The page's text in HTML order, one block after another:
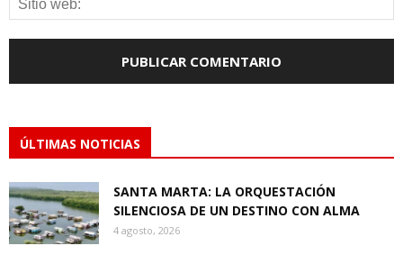
ÚLTIMAS NOTICIAS
SANTA MARTA: LA ORQUESTACIÓN
SILENCIOSA DE UN DESTINO CON ALMA
4 agosto, 2026